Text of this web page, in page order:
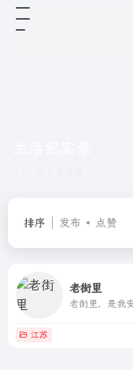
排序 发布 点赞
老街里
江苏